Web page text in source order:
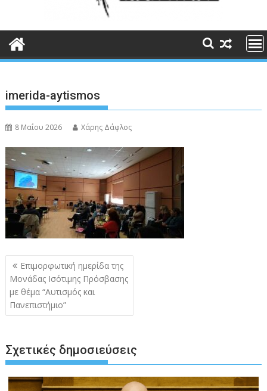
imerida-aytismos
8 Μαΐου 2026 Χάρης Δάφλος
Πλοήγηση
άρθρων
Επιμορφωτική ημερίδα της
Μονάδας Ισότιμης Πρόσβασης
με θέμα “Αυτισμός και
Πανεπιστήμιο”
Σχετικές δημοσιεύσεις